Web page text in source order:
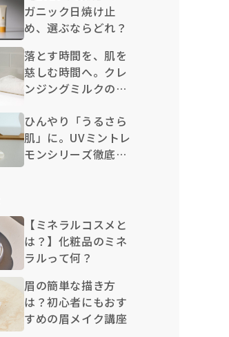
ガニック日焼け止
め、選ぶならどれ？
落とす時間を、肌を
慈しむ時間へ。クレ
ンジングミルクの魅
ひんやり「うるさら
肌」に。UVミントレ
モンシリーズ徹底解
【ミネラルコスメと
は？】化粧品のミネ
ラルって何？
眉の簡単な描き方
は？初心者にもおす
すめの眉メイク講座